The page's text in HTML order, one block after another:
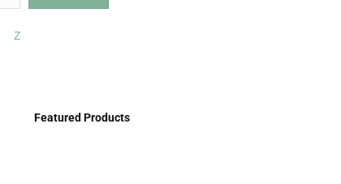
Z
Featured Products